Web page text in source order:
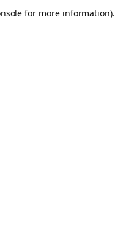
for more information).